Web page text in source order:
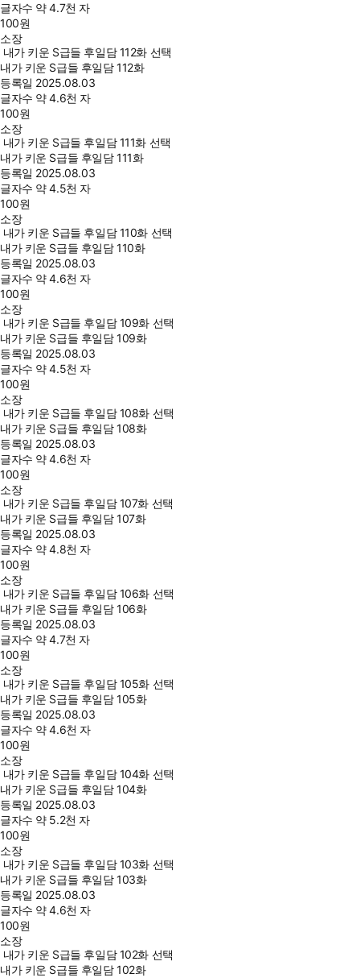
글자수 약 4.7천 자
100원
소장
내가 키운 S급들 후일담 112화 선택
내가 키운 S급들 후일담 112화
등록일 2025.08.03
글자수 약 4.6천 자
100원
소장
내가 키운 S급들 후일담 111화 선택
내가 키운 S급들 후일담 111화
등록일 2025.08.03
글자수 약 4.5천 자
100원
소장
내가 키운 S급들 후일담 110화 선택
내가 키운 S급들 후일담 110화
등록일 2025.08.03
글자수 약 4.6천 자
100원
소장
내가 키운 S급들 후일담 109화 선택
내가 키운 S급들 후일담 109화
등록일 2025.08.03
글자수 약 4.5천 자
100원
소장
내가 키운 S급들 후일담 108화 선택
내가 키운 S급들 후일담 108화
등록일 2025.08.03
글자수 약 4.6천 자
100원
소장
내가 키운 S급들 후일담 107화 선택
내가 키운 S급들 후일담 107화
등록일 2025.08.03
글자수 약 4.8천 자
100원
소장
내가 키운 S급들 후일담 106화 선택
내가 키운 S급들 후일담 106화
등록일 2025.08.03
글자수 약 4.7천 자
100원
소장
내가 키운 S급들 후일담 105화 선택
내가 키운 S급들 후일담 105화
등록일 2025.08.03
글자수 약 4.6천 자
100원
소장
내가 키운 S급들 후일담 104화 선택
내가 키운 S급들 후일담 104화
등록일 2025.08.03
글자수 약 5.2천 자
100원
소장
내가 키운 S급들 후일담 103화 선택
내가 키운 S급들 후일담 103화
등록일 2025.08.03
글자수 약 4.6천 자
100원
소장
내가 키운 S급들 후일담 102화 선택
내가 키운 S급들 후일담 102화